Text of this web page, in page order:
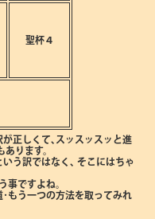
聖杯４
正しくて､スッスッスッと進
ります。
う訳ではなく､ そこにはちゃ
事ですよね。
もう一つの方法を取ってみれ